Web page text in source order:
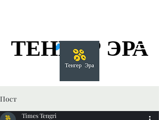
ТЕНГЕР ЭРА
ТЕНГЕР ЭРА
Пост
Times Tengri